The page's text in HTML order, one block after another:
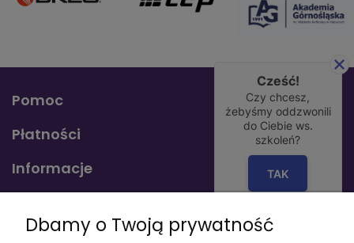
Pomoc
Płatności
Informacje
Dbamy o Twoją prywatność
Cześć!
Czy chcesz,
żebyśmy oddzwonili
do Ciebie ws.
szkoleń?
TAK